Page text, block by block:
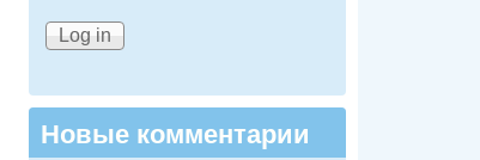
Новые комментарии